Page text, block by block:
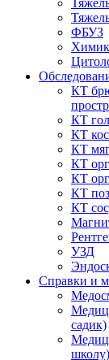
ФБУЗ
КТ
КТ
КТ
КТ
КТ
КТ
КТ
КТ
УЗД
Справки и
садик)
школу)